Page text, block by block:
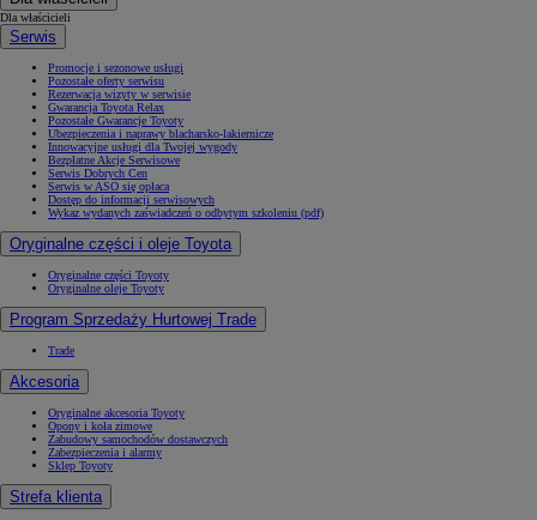
Dla właścicieli
Serwis
Promocje i sezonowe usługi
Pozostałe oferty serwisu
Rezerwacja wizyty w serwisie
Gwarancja Toyota Relax
Pozostałe Gwarancje Toyoty
Ubezpieczenia i naprawy blacharsko-lakiernicze
Innowacyjne usługi dla Twojej wygody
Bezpłatne Akcje Serwisowe
Serwis Dobrych Cen
Serwis w ASO się opłaca
Dostęp do informacji serwisowych
Wykaz wydanych zaświadczeń o odbytym szkoleniu (pdf)
Oryginalne części i oleje Toyota
Oryginalne części Toyoty
Oryginalne oleje Toyoty
Program Sprzedaży Hurtowej Trade
Trade
Akcesoria
Oryginalne akcesoria Toyoty
Opony i koła zimowe
Zabudowy samochodów dostawczych
Zabezpieczenia i alarmy
Sklep Toyoty
Strefa klienta